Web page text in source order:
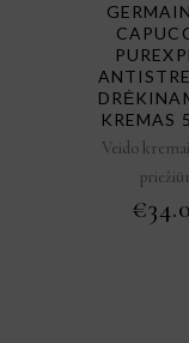
KREMAS
Veido kremai
€